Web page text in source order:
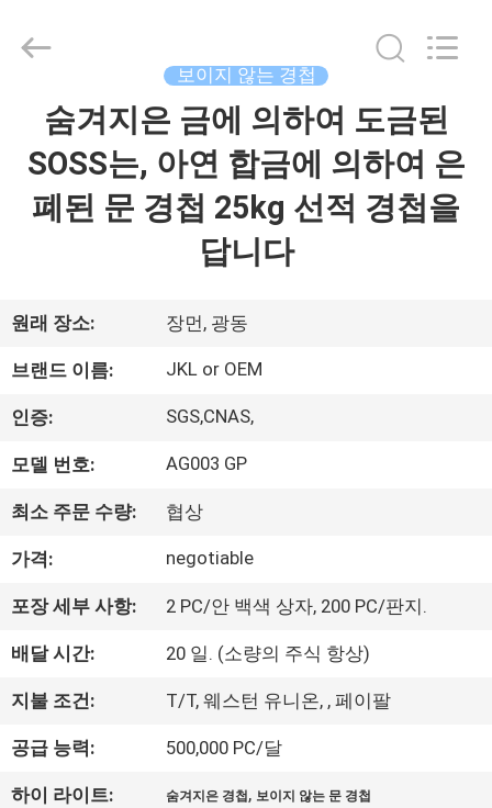
우
리
에
대
공
장
여
행
Hardware
Products
Developed
보이지 않는 경첩
숨겨지은 금에 의하여 도금된
SOSS는, 아연 합금에 의하여 은
폐된 문 경첩 25kg 선적 경첩을
답니다
원래 장소: 장먼, 광동
브랜드 이름: JKL or OEM
인증: SGS,CNAS,
모델 번호: AG003 GP
최소 주문 수량: 협상
가격: negotiable
포장 세부 사항: 2 PC/안 백색 상자, 200 PC/판지.
배달 시간: 20 일. (소량의 주식 항상)
지불 조건: T/T, 웨스턴 유니온, , 페이팔
공급 능력: 500,000 PC/달
하이 라이트: 숨겨지은 경첩 , 보이지 않는 문 경첩